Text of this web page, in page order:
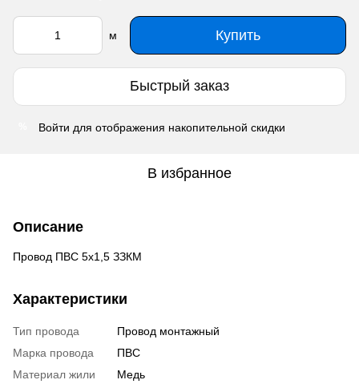
м Купить
Быстрый заказ
Войти для отображения накопительной скидки
В избранное
Описание
Провод ПВС 5х1,5 ЗЗКМ
Характеристики
Тип провода
Провод монтажный
Марка провода
ПВС
Материал жили
Медь